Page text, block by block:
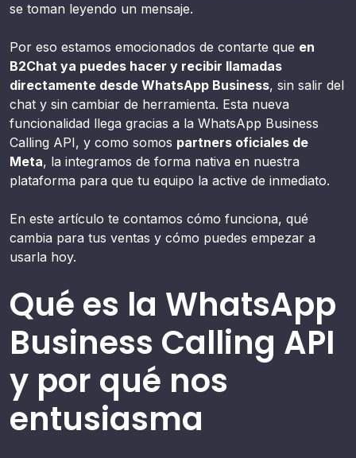
se toman leyendo un mensaje.
Por eso estamos emocionados de contarte que en
B2Chat ya puedes hacer y recibir llamadas
directamente desde WhatsApp Business, sin salir del
chat y sin cambiar de herramienta. Esta nueva
funcionalidad llega gracias a la WhatsApp Business
Calling API, y como somos partners oficiales de
Meta, la integramos de forma nativa en nuestra
plataforma para que tu equipo la active de inmediato.
En este artículo te contamos cómo funciona, qué
cambia para tus ventas y cómo puedes empezar a
usarla hoy.
Qué es la WhatsApp
Business Calling API
y por qué nos
entusiasma